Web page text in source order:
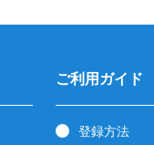
ご利用ガイド
登録方法